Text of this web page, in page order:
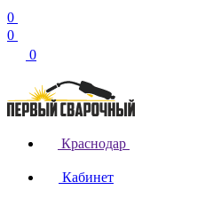
0
0
0
Краснодар
Кабинет